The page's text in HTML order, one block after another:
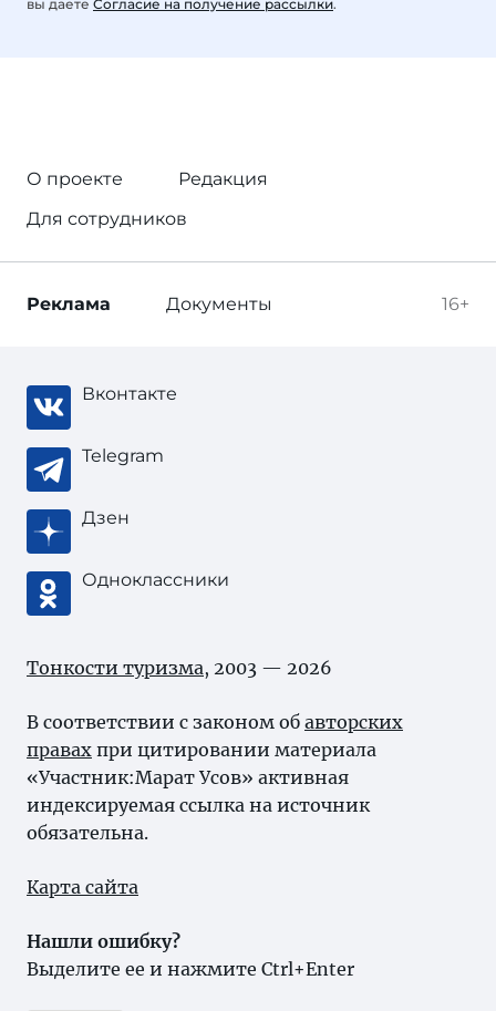
вы даете Согласие на получение рассылки.
О проекте
Редакция
Для сотрудников
16+
Реклама Документы
Вконтакте
Telegram
Дзен
Одноклассники
Тонкости туризма, 2003 — 2026
В соответствии с законом об авторских
правах при цитировании материала
«Участник:Марат Усов» активная
индексируемая ссылка на источник
обязательна.
Карта сайта
Нашли ошибку?
Выделите ее и нажмите Ctrl+Enter